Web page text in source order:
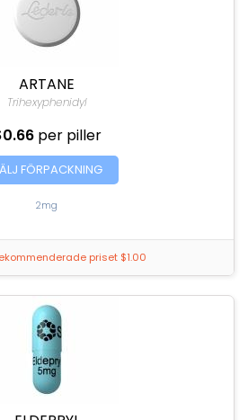
ARTANE
Trihexyphenidyl
per piller
FÖRPACKNING
2mg
priset $1.00